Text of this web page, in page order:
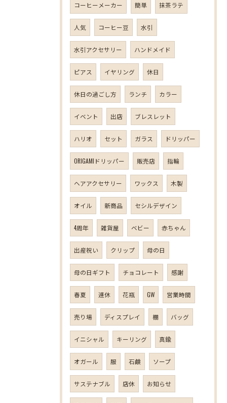
コーヒーメーカー 簡単 抹茶ラテ
人気 コーヒー豆 水引
水引アクセサリー ハンドメイド
ピアス イヤリング 休日
休日の過ごし方 ランチ カラー
イベント 出店 ブレスレット
ハリオ セット ガラス ドリッパー
ORIGAMIドリッパー 販売店 指輪
ヘアアクセサリー ワックス 木製
オイル 新商品 セシルデザイン
4周年 雑貨屋 ベビー 赤ちゃん
出産祝い クリップ 母の日
母の日ギフト チョコレート 感謝
春夏 連休 花瓶 GW 営業時間
売り場 ディスプレイ 棚 バッグ
イニシャル キーリング 真鍮
オガール 服 石鹸 ソープ
サステナブル 店休 お知らせ